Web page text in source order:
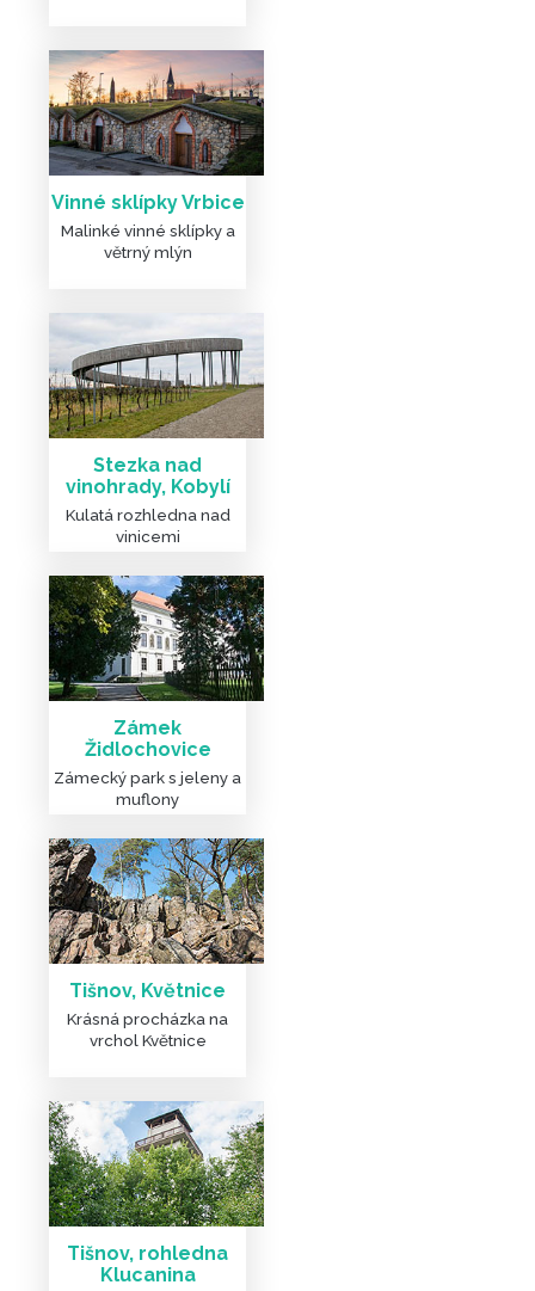
Vinné sklípky Vrbice
Malinké vinné sklípky a
větrný mlýn
Stezka nad
vinohrady, Kobylí
Kulatá rozhledna nad
vinicemi
Zámek
Židlochovice
Zámecký park s jeleny a
muflony
Tišnov, Květnice
Krásná procházka na
vrchol Květnice
Tišnov, rohledna
Klucanina